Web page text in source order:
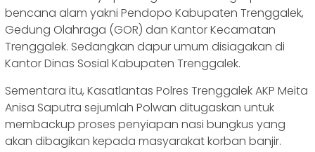
bencana alam yakni Pendopo Kabupaten Trenggalek,
Gedung Olahraga (GOR) dan Kantor Kecamatan
Trenggalek. Sedangkan dapur umum disiagakan di
Kantor Dinas Sosial Kabupaten Trenggalek.
Sementara itu, Kasatlantas Polres Trenggalek AKP Meita
Anisa Saputra sejumlah Polwan ditugaskan untuk
membackup proses penyiapan nasi bungkus yang
akan dibagikan kepada masyarakat korban banjir.